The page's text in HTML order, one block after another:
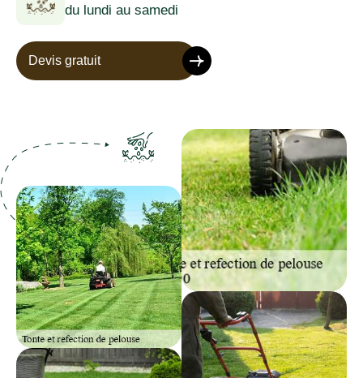
du lundi au samedi
Devis gratuit